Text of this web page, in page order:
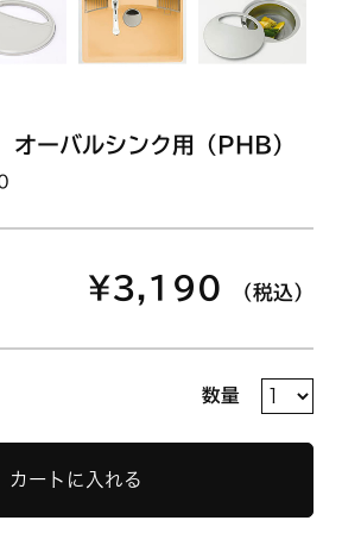
ーバルシンク用（PHB）
¥3,190 （税込）
数量
カートに入れる